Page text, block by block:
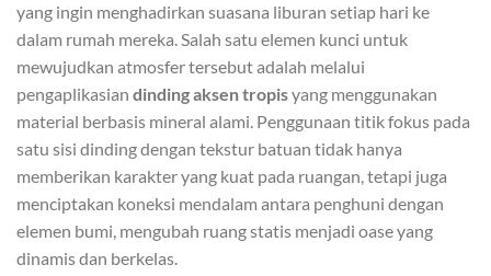
yang ingin menghadirkan suasana liburan setiap hari ke
dalam rumah mereka. Salah satu elemen kunci untuk
mewujudkan atmosfer tersebut adalah melalui
pengaplikasian dinding aksen tropisyang menggunakan
material berbasis mineral alami. Penggunaan titik fokus pada
satu sisi dinding dengan tekstur batuan tidak hanya
memberikan karakter yang kuat pada ruangan, tetapi juga
menciptakan koneksi mendalam antara penghuni dengan
elemen bumi, mengubah ruang statis menjadi oase yang
dinamis dan berkelas.